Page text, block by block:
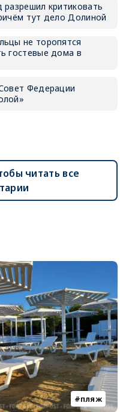
разрешил критиковать
тут дело Долиной
не торопятся
гостевые дома в
Федерации
читать все
пляж